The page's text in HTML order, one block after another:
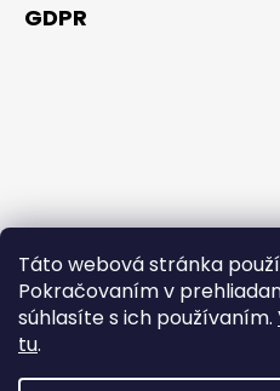
Táto webová stránka
Pokračovaním v
súhlasíte s ich používaním.
tu.
GDPR